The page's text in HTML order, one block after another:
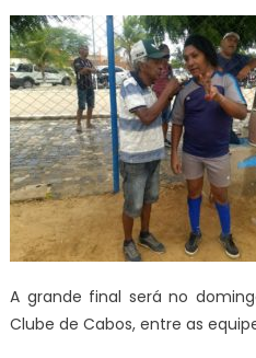
A grande final será no
Clube de Cabos, entre as